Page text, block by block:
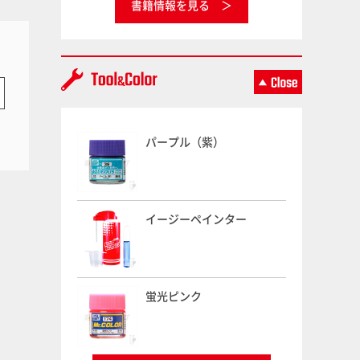
書籍情報を見る
パープル（紫）
イージーペインター
蛍光ピンク